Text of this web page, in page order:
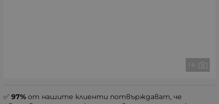
1 6
✅ 97% от нашите клиенти потвърждават, че